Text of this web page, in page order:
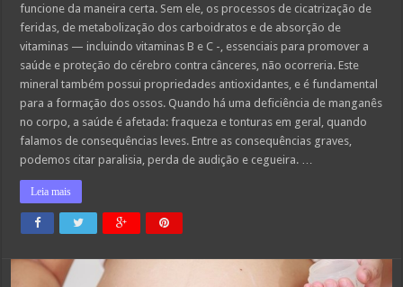
quebradiças
são
sinal
que
corpo
está
precisando
de
algo.
funcione da maneira certa. Sem ele, os processos de cicatrização de
feridas, de metabolização dos carboidratos e de absorção de
vitaminas — incluindo vitaminas B e C -, essenciais para promover a
saúde e proteção do cérebro contra cânceres, não ocorreria. Este
mineral também possui propriedades antioxidantes, e é fundamental
para a formação dos ossos. Quando há uma deficiência de manganês
no corpo, a saúde é afetada: fraqueza e tonturas em geral, quando
falamos de consequências leves. Entre as consequências graves,
podemos citar paralisia, perda de audição e cegueira. …
Leia mais